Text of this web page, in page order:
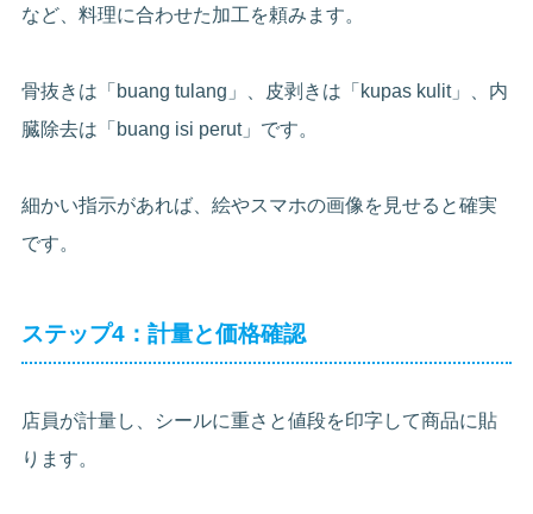
など、料理に合わせた加工を頼みます。
骨抜きは「buang tulang」、皮剥きは「kupas kulit」、内
臓除去は「buang isi perut」です。
細かい指示があれば、絵やスマホの画像を見せると確実
です。
ステップ4：計量と価格確認
店員が計量し、シールに重さと値段を印字して商品に貼
ります。